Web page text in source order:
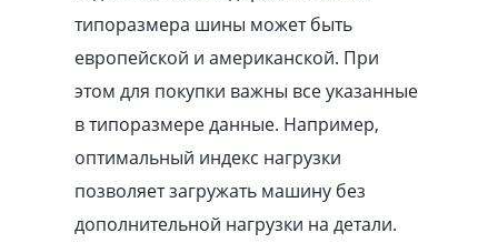
типоразмера шины может быть
европейской и американской. При
этом для покупки важны все указанные
в типоразмере данные. Например,
оптимальный индекс нагрузки
позволяет загружать машину без
дополнительной нагрузки на детали.